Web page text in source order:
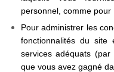
personnel, comme pour
Pour administrer les
fonctionnalités du
services adéquats
que vous avez gagné